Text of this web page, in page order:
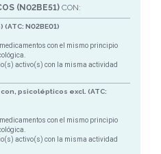
(N02BE51) CON:
N02BE01)
con el mismo principio
activo(s) con la misma actividad
psicolépticos excl. (ATC:
con el mismo principio
activo(s) con la misma actividad